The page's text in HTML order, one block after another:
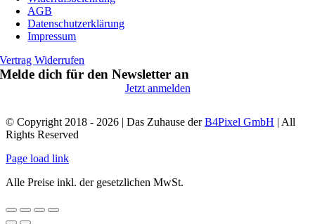
AGB
Datenschutzerklärung
Impressum
Vertrag Widerrufen
Melde dich für den Newsletter an
Jetzt anmelden
© Copyright 2018 - 2026 | Das Zuhause derB4Pixel GmbH | All
Rights Reserved
Page load link
Alle Preise inkl. der gesetzlichen MwSt.